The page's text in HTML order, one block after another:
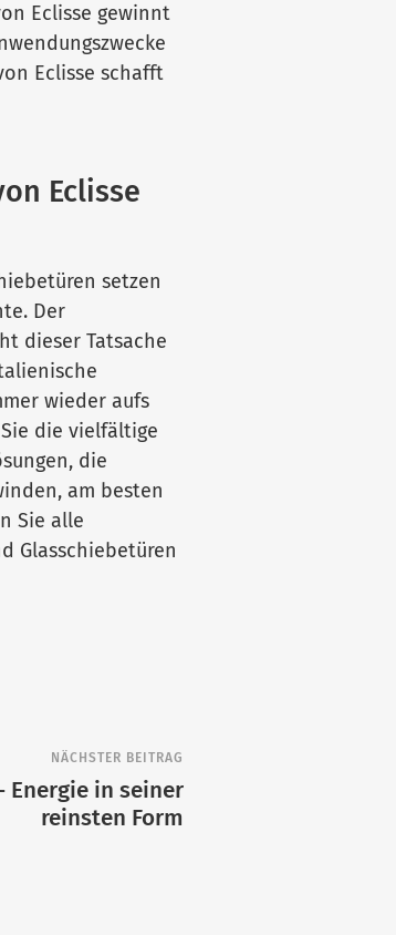
Eclisse gewinnt
Eclisse schafft
Eclisse
setzen
Der
dieser Tatsache
wieder aufs
die vielfältige
die
am besten
Sie alle
Glasschiebetüren
NÄCHSTER BEITRAG
Energie in seiner
reinsten Form